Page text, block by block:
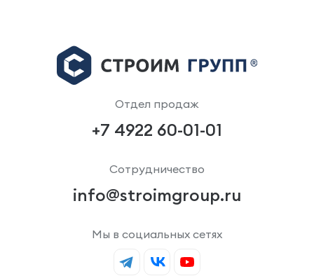
Отдел продаж
+7 4922 60-01-01
Сотрудничество
info@stroimgroup.ru
Мы в социальных сетях